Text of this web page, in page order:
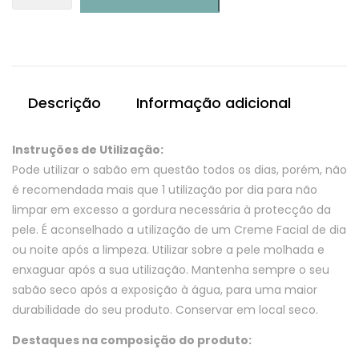
Descrição Informação adicional
Instruções de Utilização:
Pode utilizar o sabão em questão todos os dias, porém, não
é recomendada mais que 1 utilização por dia para não
limpar em excesso a gordura necessária à protecção da
pele. É aconselhado a utilização de um Creme Facial de dia
ou noite após a limpeza. Utilizar sobre a pele molhada e
enxaguar após a sua utilização. Mantenha sempre o seu
sabão seco após a exposição à água, para uma maior
durabilidade do seu produto. Conservar em local seco.
Destaques na composição do produto: